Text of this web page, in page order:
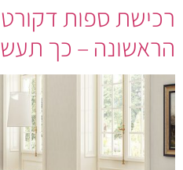
רכישת ספות
הראשונה – כך